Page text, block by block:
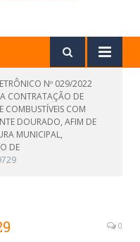
Nº 029/2022
A CONTRATAÇÃO DE
COMBUSTÍVEIS COM
DOURADO, AFIM DE
MUNICIPAL,
DE
0